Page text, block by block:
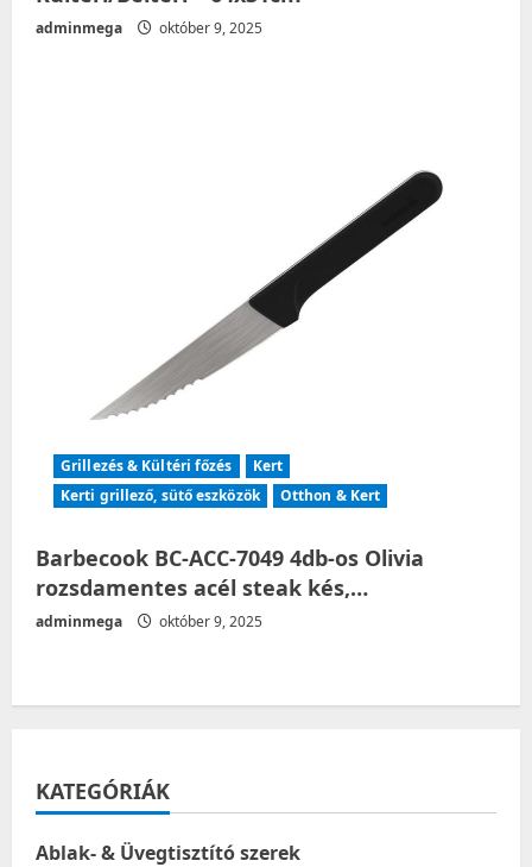
adminmega október 9, 2025
Grillezés & Kültéri főzés
Kert
Kerti grillező, sütő eszközök
Otthon & Kert
Barbecook BC-ACC-7049 4db-os Olivia
rozsdamentes acél steak kés,…
adminmega október 9, 2025
KATEGÓRIÁK
Ablak- & Üvegtisztító szerek